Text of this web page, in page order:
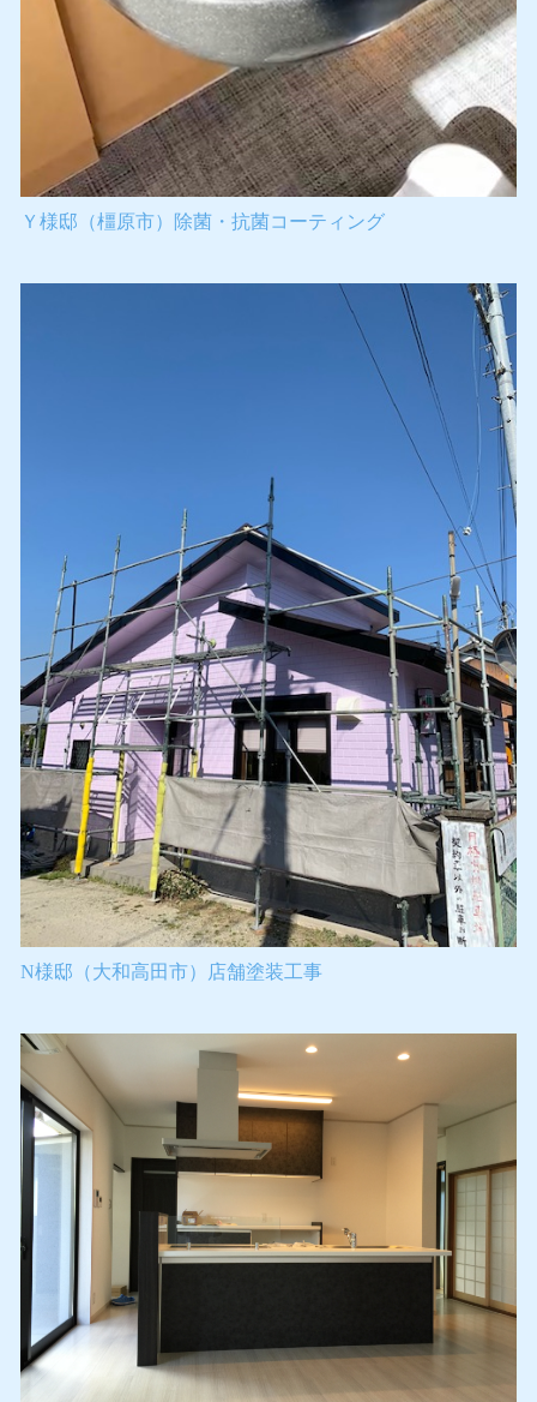
Ｙ様邸（橿原市）除菌・抗菌コーティング
N様邸（大和高田市）店舗塗装工事